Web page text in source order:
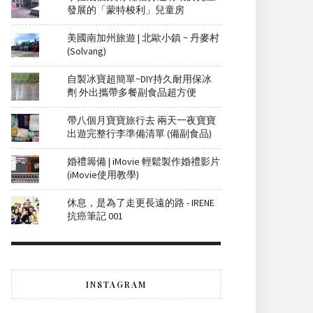
發展的「蒙特梭利」兒童房
美國南加州旅遊 | 北歐小鎮 ~ 丹麥村
(Solvang)
自製冰寶超簡單~DIY持久耐用保冰
劑 外出攜帶多餐副食品超方便
帶八個月寶寶旅行去 兩天一夜寶寶
出遊完整行李準備清單 (備副食品)
婚禮籌備 | iMovie 輕鬆製作婚禮影片
(iMovie使用教學)
休息，是為了走更長遠的路 - IRENE
抗癌筆記 001
INSTAGRAM